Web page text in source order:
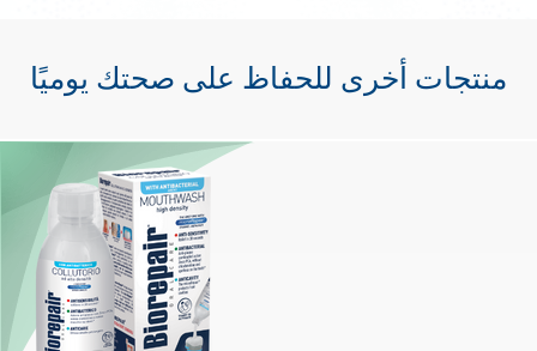
منتجات أخرى للحفاظ على صحتك يوميًا